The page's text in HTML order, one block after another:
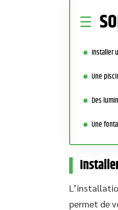
Installer
Une
Des
Une
permet de